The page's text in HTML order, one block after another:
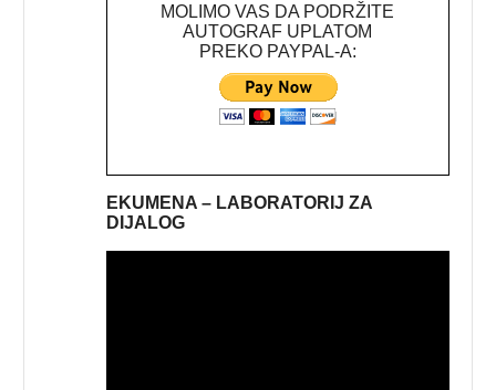
MOLIMO VAS DA PODRŽITE
AUTOGRAF UPLATOM
PREKO PAYPAL-A:
EKUMENA – LABORATORIJ ZA
DIJALOG